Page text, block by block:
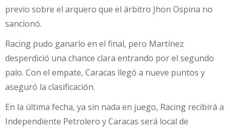
previo sobre el arquero que el árbitro Jhon Ospina no
sancionó.
Racing pudo ganarlo en el final, pero Martínez
desperdició una chance clara entrando por el segundo
palo. Con el empate, Caracas llegó a nueve puntos y
aseguró la clasificación.
En la última fecha, ya sin nada en juego, Racing recibirá a
Independiente Petrolero y Caracas será local de